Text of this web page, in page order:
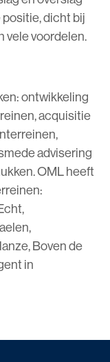
dicht bij
vele voordelen.
ontwikkeling
acquisitie
advisering
OML heeft
Boven de
in